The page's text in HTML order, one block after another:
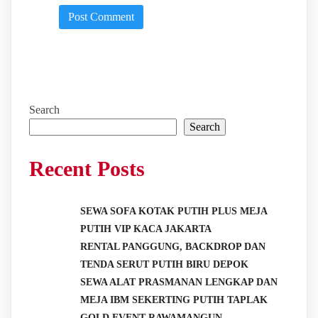
Search
Search
Recent Posts
SEWA SOFA KOTAK PUTIH PLUS MEJA
PUTIH VIP KACA JAKARTA
RENTAL PANGGUNG, BACKDROP DAN
TENDA SERUT PUTIH BIRU DEPOK
SEWA ALAT PRASMANAN LENGKAP DAN
MEJA IBM SEKERTING PUTIH TAPLAK